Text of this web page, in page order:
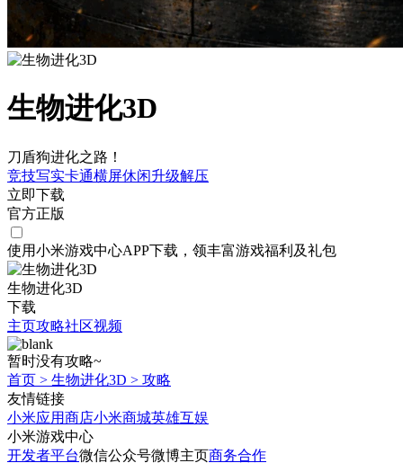
生物进化3D
刀盾狗进化之路！
竞技写实卡通横屏休闲升级解压
立即下载
官方正版
使用小米游戏中心APP下载 ，领丰富游戏福利 及礼包
生物进化3D
下载
主页攻略社区视频
暂时没有攻略~
首页 > 生物进化3D > 攻略
友情链接
小米应用商店小米商城英雄互娱
小米游戏中心
开发者平台微信公众号微博主页商务合作